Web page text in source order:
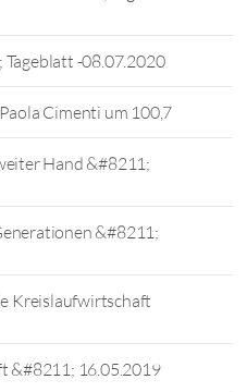
-08.07.2020
Cimenti um 100,7
Hand &#8211;
&#8211;
Kreislaufwirtschaft
&#8211; 16.05.2019